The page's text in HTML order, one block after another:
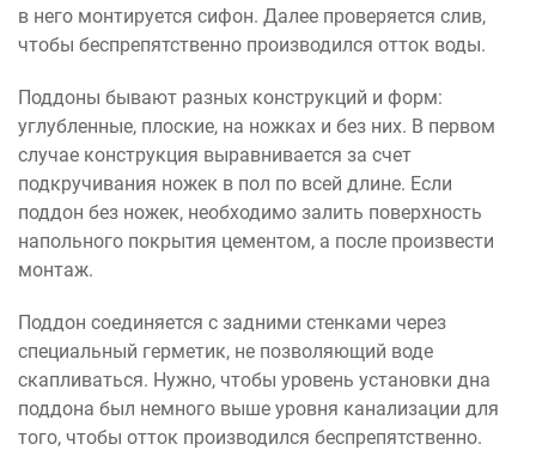
в него монтируется сифон. Далее проверяется слив,
чтобы беспрепятственно производился отток воды.
Поддоны бывают разных конструкций и форм:
углубленные, плоские, на ножках и без них. В первом
случае конструкция выравнивается за счет
подкручивания ножек в пол по всей длине. Если
поддон без ножек, необходимо залить поверхность
напольного покрытия цементом, а после произвести
монтаж.
Поддон соединяется с задними стенками через
специальный герметик, не позволяющий воде
скапливаться. Нужно, чтобы уровень установки дна
поддона был немного выше уровня канализации для
того, чтобы отток производился беспрепятственно.